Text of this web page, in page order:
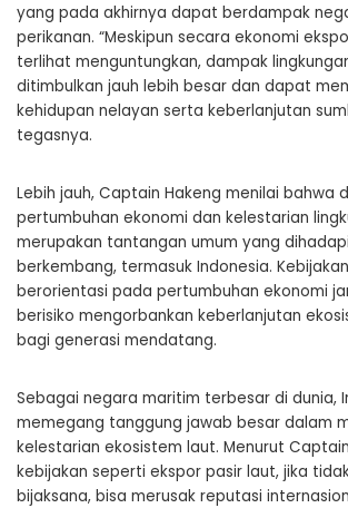
yang pada akhirnya dapat berdampak
perikanan. “Meskipun secara ekonomi
terlihat menguntungkan, dampak
ditimbulkan jauh lebih besar dan dapat
kehidupan nelayan serta keberlanjutan
tegasnya.
Lebih jauh, Captain Hakeng menilai bahwa
pertumbuhan ekonomi dan kelestarian
merupakan tantangan umum yang
berkembang, termasuk Indonesia.
berorientasi pada pertumbuhan ekonomi
berisiko mengorbankan keberlanjutan
bagi generasi mendatang.
Sebagai negara maritim terbesar di dunia,
memegang tanggung jawab besar dalam
kelestarian ekosistem laut. Menurut
kebijakan seperti ekspor pasir laut, jika
bijaksana, bisa merusak reputasi